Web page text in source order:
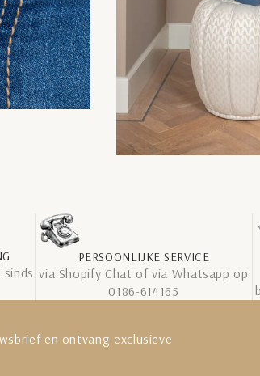
PERSOONLIJKE SERVICE
via Shopify Chat of via Whatsapp op
0186-614165
en ontvang exclusieve